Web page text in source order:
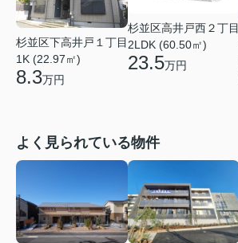
杉並区下高井戸１丁目
1K (22.97㎡)
8.3万円
杉並区高井戸西２丁目
2LDK (60.50㎡)
23.5万円
よく見られている物件